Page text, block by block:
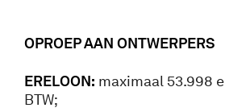
OPROEP AAN ONTWERPERS
ERELOON: maximaal 53.998
BTW;